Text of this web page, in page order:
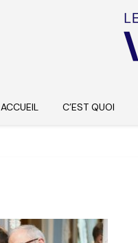
ACCUEIL C’EST QUOI